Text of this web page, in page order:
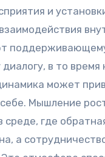
и
в то время
может
Мышление
среде, где
а